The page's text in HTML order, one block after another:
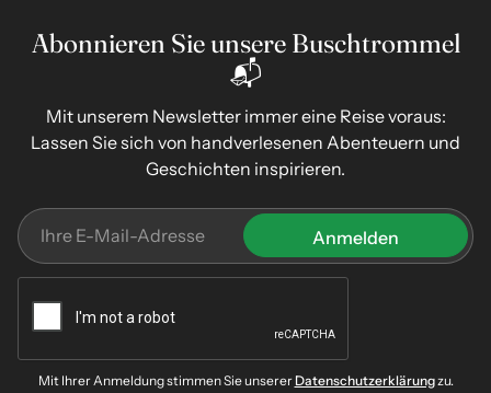
Abonnieren Sie unsere Buschtrommel
📬
Mit unserem Newsletter immer eine Reise voraus:
Lassen Sie sich von handverlesenen Abenteuern und
Geschichten inspirieren.
Mit Ihrer Anmeldung stimmen Sie unsererDatenschutzerklärungzu.